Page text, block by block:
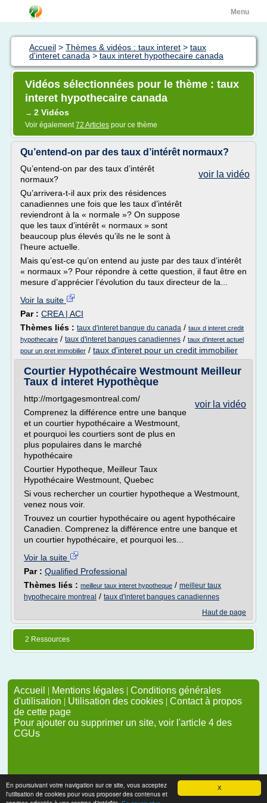
X
En poursuivant votre navigation sur ce site, vous acceptez
l'utilisation de cookies pour vous proposer des contenus et
Menu
Accueil > Thèmes & vidéos : taux interet > taux
d'interet canada > taux interet hypothecaire canada
Vidéos sélectionnées pour le thème : taux
interet hypothecaire canada
→ 2 Vidéos
Voir également72 Articles pour ce thème
Qu’entend-on par des taux d’intérêt normaux?
voir la vidéo
Qu’entend-on par des taux d’intérêt
normaux?
Qu’arrivera-t-il aux prix des résidences
canadiennes une fois que les taux d’intérêt
reviendront à la « normale »? On suppose
que les taux d’intérêt « normaux » sont
beaucoup plus élevés qu’ils ne le sont à
l’heure actuelle.
Mais qu’est-ce qu’on entend au juste par des taux d’intérêt
« normaux »? Pour répondre à cette question, il faut être en
mesure d’apprécier l’évolution du taux directeur de la...
Voir la suite
Par : CREA | ACI
Thèmes liés : taux d'interet banque du canada / taux d interet credit
hypothecaire / taux d'interet banques canadiennes / taux d'interet actuel
pour un pret immobilier / taux d'interet pour un credit immobilier
Courtier Hypothécaire Westmount Meilleur
Taux d interet Hypothèque
voir la vidéo
http://mortgagesmontreal.com/
Comprenez la différence entre une banque
et un courtier hypothécaire a Westmount,
et pourquoi les courtiers sont de plus en
plus populaires dans le marché
hypothécaire
Courtier Hypotheque, Meilleur Taux
Hypothécaire Westmount, Quebec
Si vous rechercher un courtier hypotheque a Westmount,
venez nous voir.
Trouvez un courtier hypothécaire ou agent hypothécaire
Canadien. Comprenez la différence entre une banque et
un courtier hypothécaire, et pourquoi les...
Voir la suite
Par : Qualified Professional
Thèmes liés : meilleur taux interet hypotheque / meilleur taux
hypothecaire montreal / taux d'interet banques canadiennes
Haut de page
2 Ressources
Accueil | Mentions légales | Conditions générales
d'utilisation | Utilisation des cookies | Contact à propos
de cette page
Pour ajouter ou supprimer un site, voir l'article 4 des
CGUs